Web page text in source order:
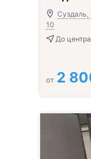
Суздаль,
10
До
от 2